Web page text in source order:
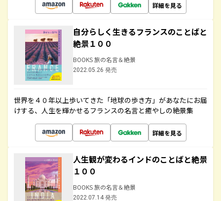
詳細を見る
自分らしく生きるフランスのことばと
絶景１００
BOOKS 旅の名言＆絶景
2022.05.26 発売
世界を４０年以上歩いてきた「地球の歩き方」があなたにお届
けする、人生を輝かせるフランスの名言と癒やしの絶景集
詳細を見る
人生観が変わるインドのことばと絶景
１００
BOOKS 旅の名言＆絶景
2022.07.14 発売